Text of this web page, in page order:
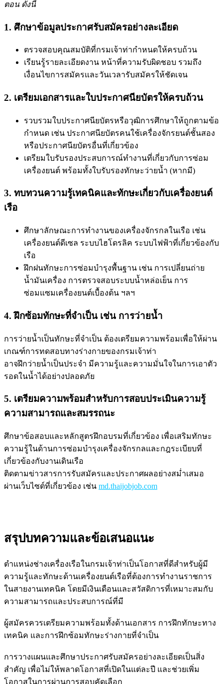
ตอน ดังนี้
1. ศึกษาข้อมูลประกาศรับสมัครอย่างละเอียด
ตรวจสอบคุณสมบัติที่กรมเจ้าท่ากำหนดให้ครบถ้วน
เรียนรู้รายละเอียดงาน หน้าที่ความรับผิดชอบ รวมถึง
เงื่อนไขการสมัครและวันเวลารับสมัครให้ชัดเจน
2. เตรียมเอกสารและใบประกาศนียบัตรให้ครบถ้วน
รวบรวมใบประกาศนียบัตรหรือวุฒิการศึกษาให้ถูกตามข้อ
กำหนด เช่น ประกาศนียบัตรคนใช้เครื่องจักรยนต์ชั้นสอง
หรือประกาศนียบัตรอื่นที่เกี่ยวข้อง
เตรียมใบรับรองประสบการณ์ทำงานที่เกี่ยวกับการซ่อม
เครื่องยนต์ พร้อมทั้งใบรับรองทักษะว่ายน้ำ (หากมี)
3. ทบทวนความรู้เทคนิคและทักษะเกี่ยวกับเครื่องยนต์
เรือ
ศึกษาลักษณะการทำงานของเครื่องจักรกลในเรือ เช่น
เครื่องยนต์ดีเซล ระบบไฮโดรลิค ระบบไฟฟ้าที่เกี่ยวข้องกับ
เรือ
ฝึกฝนทักษะการซ่อมบำรุงพื้นฐาน เช่น การเปลี่ยนถ่าย
น้ำมันเครื่อง การตรวจสอบระบบน้ำหล่อเย็น การ
ซ่อมแซมเครื่องยนต์เบื้องต้น ฯลฯ
4. ฝึกซ้อมทักษะที่จำเป็น เช่น การว่ายน้ำ
การว่ายน้ำเป็นทักษะที่จำเป็น ต้องเตรียมความพร้อมเพื่อให้ผ่าน
เกณฑ์การทดสอบทางร่างกายของกรมเจ้าท่า
อาจฝึกว่ายน้ำเป็นประจำ มีความรู้และความมั่นใจในการเอาตัว
รอดในน้ำได้อย่างปลอดภัย
5. เตรียมความพร้อมสำหรับการสอบประเมินความรู้
ความสามารถและสมรรถนะ
ศึกษาข้อสอบและหลักสูตรฝึกอบรมที่เกี่ยวข้อง เพื่อเสริมทักษะ
ความรู้ในด้านการซ่อมบำรุงเครื่องจักรกลและกฎระเบียบที่
เกี่ยวข้องกับงานเดินเรือ
ติดตามข่าวสารการรับสมัครและประกาศผลอย่างสม่ำเสมอ
ผ่านเว็บไซต์ที่เกี่ยวข้อง เช่น md.thaijobjob.com
สรุปบทความและข้อเสนอแนะ
ตำแหน่งช่างเครื่องเรือในกรมเจ้าท่าเป็นโอกาสที่ดีสำหรับผู้มี
ความรู้และทักษะด้านเครื่องยนต์เรือที่ต้องการทำงานราชการ
ในสายงานเทคนิค โดยมีเงินเดือนและสวัสดิการที่เหมาะสมกับ
ความสามารถและประสบการณ์ที่มี
ผู้สมัครควรเตรียมความพร้อมทั้งด้านเอกสาร การฝึกทักษะทาง
เทคนิค และการฝึกซ้อมทักษะร่างกายที่จำเป็น
การวางแผนและศึกษาประกาศรับสมัครอย่างละเอียดเป็นสิ่ง
สำคัญ เพื่อไม่ให้พลาดโอกาสที่เปิดในแต่ละปี และช่วยเพิ่ม
โอกาสในการผ่านการสอบคัดเลือก